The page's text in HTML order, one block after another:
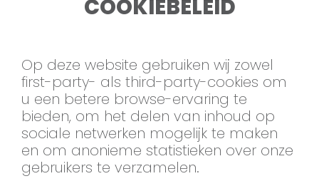
COOKIEBELEID
Op deze website gebruiken wij zowel
first-party- als third-party-cookies om
u een betere browse-ervaring te
bieden, om het delen van inhoud op
sociale netwerken mogelijk te maken
en om anonieme statistieken over onze
gebruikers te verzamelen.